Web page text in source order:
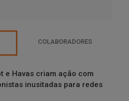
COLABORADORES
e Havas criam ação com
inusitadas para redes